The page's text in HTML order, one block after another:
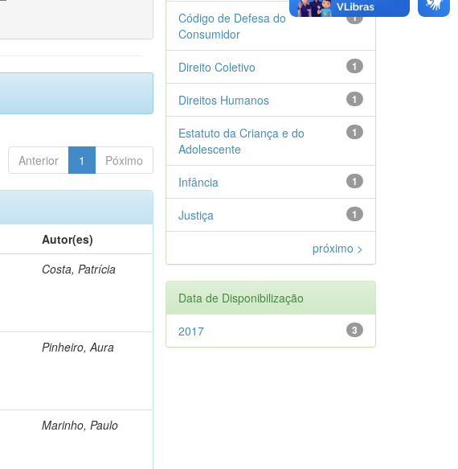
Anterior 1 Póximo
Autor(es)
Costa, Patrícia
Pinheiro, Aura
Marinho, Paulo
1
Código de Defesa do
Consumidor
1
Direito Coletivo
1
Direitos Humanos
1
Estatuto da Criança e do
Adolescente
1
Infância
1
Justiça
próximo >
Data de Disponibilização
3
2017